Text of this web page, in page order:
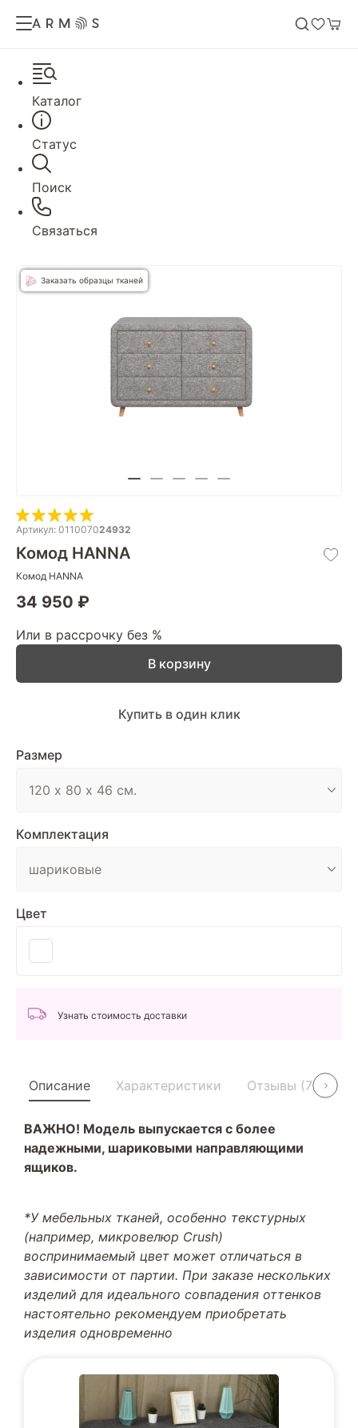
Каталог
Статус
Поиск
Связаться
Заказать образцы тканей
Артикул: 011007024932
Комод HANNA
Комод HANNA
34 950 ₽
Или в рассрочку без %
Размер
Комплектация
Цвет
В корзину
Купить в один клик
Узнать стоимость доставки
Описание Характеристики Отзывы (7)
ВАЖНО! Модель выпускается с более
надежными, шариковыми направляющими
ящиков.
*У мебельных тканей, особенно текстурных
(например, микровелюр Crush)
воспринимаемый цвет может отличаться в
зависимости от партии. При заказе нескольких
изделий для идеального совпадения оттенков
настоятельно рекомендуем приобретать
изделия одновременно